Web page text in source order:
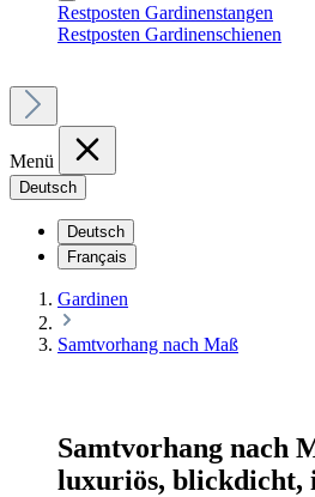
Restposten Gardinenstangen
Restposten Gardinenschienen
Menü
Deutsch
Deutsch
Français
Gardinen
Samtvorhang nach Maß
Samtvorhang nach
luxuriös, blickdicht,